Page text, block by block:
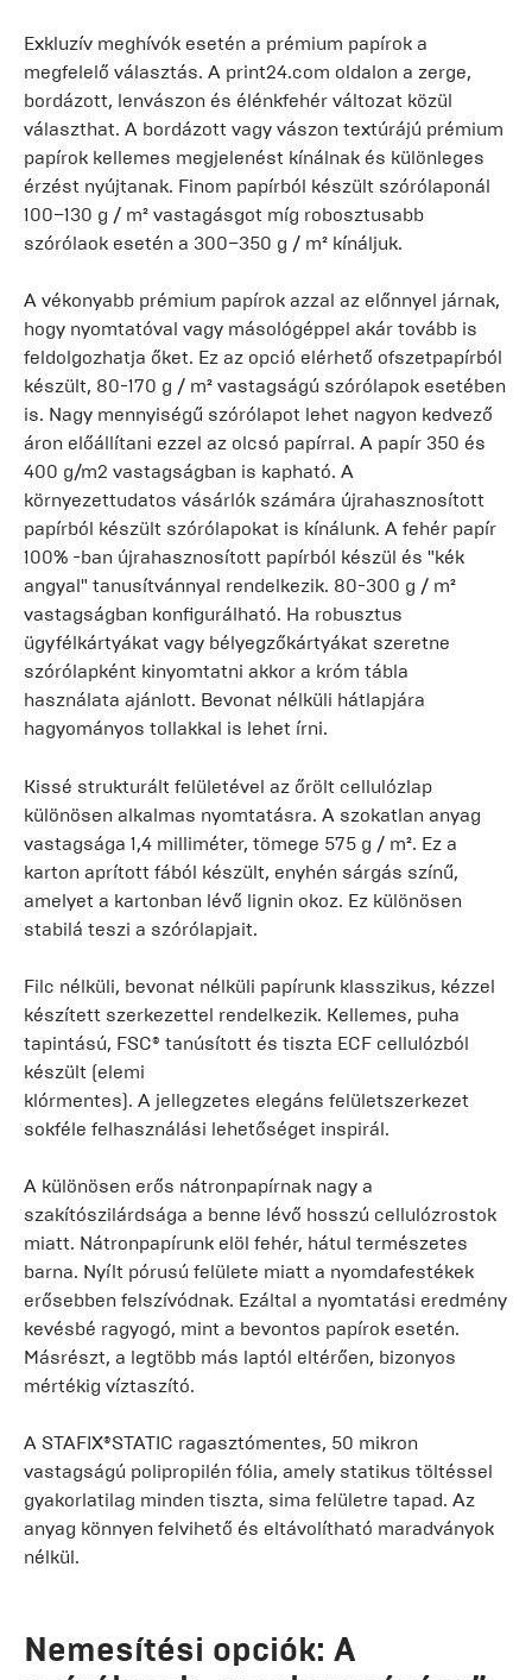
Exkluzív meghívók esetén a prémium papírok a
megfelelő választás. A print24.com oldalon a zerge,
bordázott, lenvászon és élénkfehér változat közül
választhat. A bordázott vagy vászon textúrájú prémium
papírok kellemes megjelenést kínálnak és különleges
érzést nyújtanak. Finom papírból készült szórólaponál
100–130 g / m² vastagásgot míg robosztusabb
szórólaok esetén a 300–350 g / m² kínáljuk.
A vékonyabb prémium papírok azzal az előnnyel járnak,
hogy nyomtatóval vagy másológéppel akár tovább is
feldolgozhatja őket. Ez az opció elérhető ofszetpapírból
készült, 80-170 g / m² vastagságú szórólapok esetében
is. Nagy mennyiségű szórólapot lehet nagyon kedvező
áron előállítani ezzel az olcsó papírral. A papír 350 és
400 g/m2 vastagságban is kapható. A
környezettudatos vásárlók számára újrahasznosított
papírból készült szórólapokat is kínálunk. A fehér papír
100% -ban újrahasznosított papírból készül és "kék
angyal" tanusítvánnyal rendelkezik. 80-300 g / m²
vastagságban konfigurálható. Ha robusztus
ügyfélkártyákat vagy bélyegzőkártyákat szeretne
szórólapként kinyomtatni akkor a króm tábla
használata ajánlott. Bevonat nélküli hátlapjára
hagyományos tollakkal is lehet írni.
Kissé strukturált felületével az őrölt cellulózlap
különösen alkalmas nyomtatásra. A szokatlan anyag
vastagsága 1,4 milliméter, tömege 575 g / m². Ez a
karton aprított fából készült, enyhén sárgás színű,
amelyet a kartonban lévő lignin okoz. Ez különösen
stabilá teszi a szórólapjait.
Filc nélküli, bevonat nélküli papírunk klasszikus, kézzel
készített szerkezettel rendelkezik. Kellemes, puha
tapintású, FSC® tanúsított és tiszta ECF cellulózból
készült (elemi
klórmentes). A jellegzetes elegáns felületszerkezet
sokféle felhasználási lehetőséget inspirál.
A különösen erős nátronpapírnak nagy a
szakítószilárdsága a benne lévő hosszú cellulózrostok
miatt. Nátronpapírunk elöl fehér, hátul természetes
barna. Nyílt pórusú felülete miatt a nyomdafestékek
erősebben felszívódnak. Ezáltal a nyomtatási eredmény
kevésbé ragyogó, mint a bevontos papírok esetén.
Másrészt, a legtöbb más laptól eltérően, bizonyos
mértékig víztaszító.
A STAFIX®STATIC ragasztómentes, 50 mikron
vastagságú polipropilén fólia, amely statikus töltéssel
gyakorlatilag minden tiszta, sima felületre tapad. Az
anyag könnyen felvihető és eltávolítható maradványok
nélkül.
Nemesítési opciók: A